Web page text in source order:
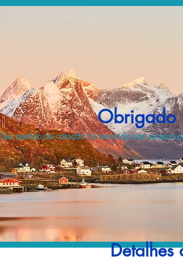
Obrigado
Seu pedido de cotação foi recebido com sucesso
Detalhes